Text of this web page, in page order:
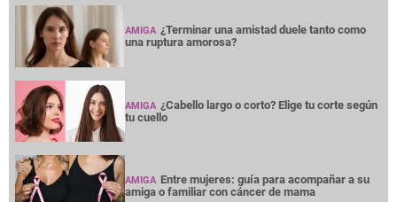
AMIGA ¿Terminar una amistad duele tanto como
una ruptura amorosa?
AMIGA ¿Cabello largo o corto? Elige tu corte según
tu cuello
AMIGA Entre mujeres: guía para acompañar a su
amiga o familiar con cáncer de mama